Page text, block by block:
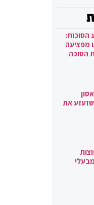
הסוכות:
מפציעה
הסוכה
את